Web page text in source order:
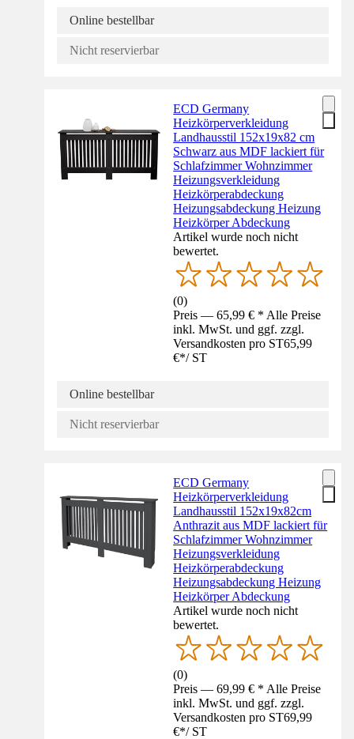
Online bestellbar
Nicht reservierbar
ECD Germany
Heizkörperverkleidung
Landhausstil 152x19x82 cm
Schwarz aus MDF lackiert für
Schlafzimmer Wohnzimmer
Heizungsverkleidung
Heizkörperabdeckung
Heizungsabdeckung Heizung
Heizkörper Abdeckung
Artikel wurde noch nicht
bewertet.
(0)
Preis — 65,99 € * Alle Preise
inkl. MwSt. und ggf. zzgl.
Versandkosten pro ST65,99
€*/ ST
Online bestellbar
Nicht reservierbar
ECD Germany
Heizkörperverkleidung
Landhausstil 152x19x82cm
Anthrazit aus MDF lackiert für
Schlafzimmer Wohnzimmer
Heizungsverkleidung
Heizkörperabdeckung
Heizungsabdeckung Heizung
Heizkörper Abdeckung
Artikel wurde noch nicht
bewertet.
(0)
Preis — 69,99 € * Alle Preise
inkl. MwSt. und ggf. zzgl.
Versandkosten pro ST69,99
€*/ ST